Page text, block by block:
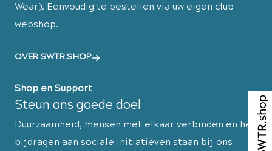
Wear). Eenvoudig te bestellen via uw eigen club
webshop.
OVER SWTR.SHOP
Shop en Support
Steun ons goede doel
Duurzaamheid, mensen met elkaar verbinden en het
bijdragen aan sociale initiatieven staan bij ons